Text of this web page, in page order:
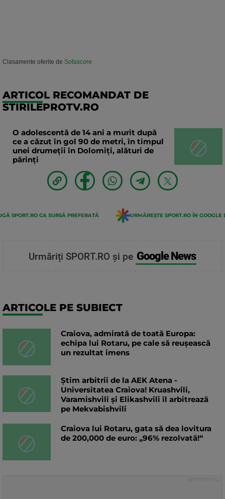
Clasamente oferite de Sofascore
ARTICOL RECOMANDAT DE
STIRILEPROTV.RO
O adolescentă de 14 ani a murit după
ce a căzut în gol 90 de metri, în timpul
unei drumeții în Dolomiți, alături de
părinți
SPORT.RO CA SURSĂ PREFERATĂ URMĂREȘTE SPORT.RO ÎN GOOGLE
Urmăriți SPORT.RO și pe Google News
ARTICOLE PE SUBIECT
Craiova, admirată de toată Europa:
echipa lui Rotaru, pe cale să reușească
un rezultat imens
Știm arbitrii de la AEK Atena -
Universitatea Craiova! Kruashvili,
Varamishvili și Elikashvili îl arbitrează
pe Mekvabishvili
Craiova lui Rotaru, gata să dea lovitura
de 200,000 de euro: „96% rezolvată!“